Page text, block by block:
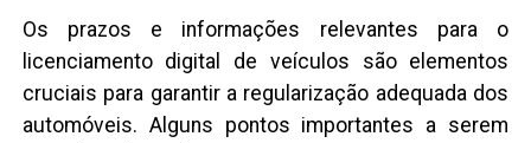
Os prazos e informações relevantes para o
licenciamento digital de veículos são elementos
cruciais para garantir a regularização adequada dos
automóveis. Alguns pontos importantes a serem